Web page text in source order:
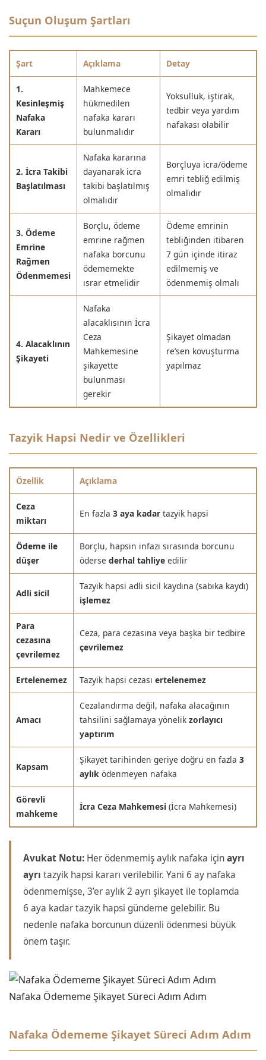
Suçun Oluşum Şartları
Şart Açıklama Detay
1.
Kesinleşmiş
Nafaka
Kararı
Mahkemece
hükmedilen
nafaka kararı
bulunmalıdır
Yoksulluk, iştirak,
tedbir veya yardım
nafakası olabilir
2. İcra Takibi
Başlatılması
Nafaka kararına
dayanarak icra
takibi başlatılmış
olmalıdır
Borçluya icra/ödeme
emri tebliğ edilmiş
olmalıdır
3. Ödeme
Emrine
Rağmen
Ödenmemesi
Borçlu, ödeme
emrine rağmen
nafaka borcunu
ödememekte
ısrar etmelidir
Ödeme emrinin
tebliğinden itibaren
7 gün içinde itiraz
edilmemiş ve
ödenmemiş olmalı
4. Alacaklının
Şikayeti
Nafaka
alacaklısının İcra
Ceza
Mahkemesine
şikayette
bulunması
gerekir
Şikayet olmadan
re’sen kovuşturma
yapılmaz
Tazyik Hapsi Nedir ve Özellikleri
Özellik Açıklama
Ceza
miktarı
En fazla 3 aya kadar tazyik hapsi
Ödeme ile
düşer
Borçlu, hapsin infazı sırasında borcunu
öderse derhal tahliye edilir
Adli sicil
Tazyik hapsi adli sicil kaydına (sabıka kaydı)
işlemez
Para
cezasına
çevrilemez
Ceza, para cezasına veya başka bir tedbire
çevrilemez
Ertelenemez Tazyik hapsi cezası ertelenemez
Amacı
Cezalandırma değil, nafaka alacağının
tahsilini sağlamaya yönelik zorlayıcı
yaptırım
Kapsam
Şikayet tarihinden geriye doğru en fazla 3
aylık ödenmeyen nafaka
Görevli
mahkeme
İcra Ceza Mahkemesi (İcra Mahkemesi)
Avukat Notu: Her ödenmemiş aylık nafaka içinayrı
ayrı tazyik hapsi kararı verilebilir. Yani 6 ay nafaka
ödenmemişse, 3’er aylık 2 ayrı şikayet ile toplamda
6 aya kadar tazyik hapsi gündeme gelebilir. Bu
nedenle nafaka borcunun düzenli ödenmesi büyük
önem taşır.
Nafaka Ödememe Şikayet Süreci Adım Adım
Nafaka Ödememe Şikayet Süreci Adım Adım